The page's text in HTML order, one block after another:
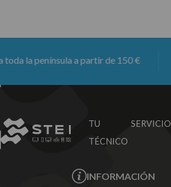
la península a partir de 150 €
TU SERVICIO
TÉCNICO
INFORMACIÓN